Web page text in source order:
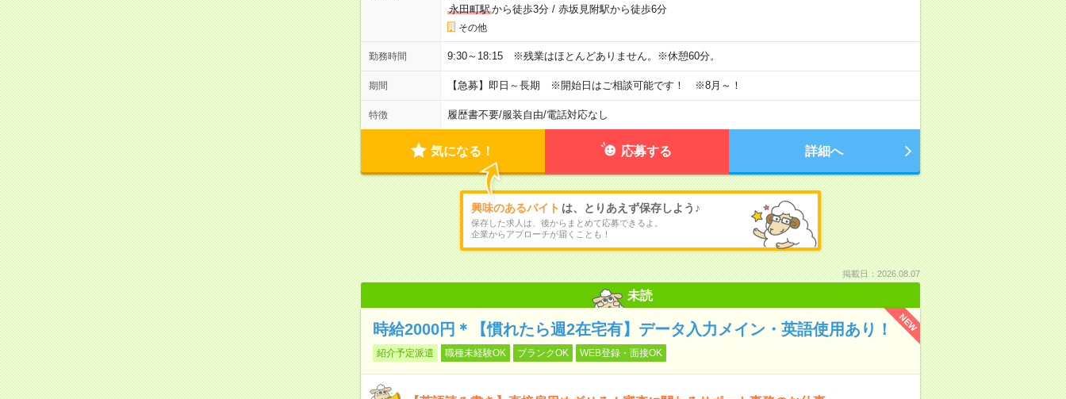
永田町駅から徒歩3分/ 赤坂見附駅から徒歩6分
その他
勤務時間 9:30～18:15 ※残業はほとんどありません。※休憩60分。
期間 【急募】即日～長期 ※開始日はご相談可能です！ ※8月～！
特徴 履歴書不要/服装自由/電話対応なし
気になる！ 応募する 詳細へ
興味のあるバイト は、とりあえず保存しよう♪
保存した求人は、後からまとめて応募できるよ。
企業からアプローチが届くことも！
掲載日：2026.08.07
未読
NEW
時給2000円＊【慣れたら週2在宅有】データ入力メイン・英語使用あり！
紹介予定派遣 職種未経験OK ブランクOK WEB登録・面接OK